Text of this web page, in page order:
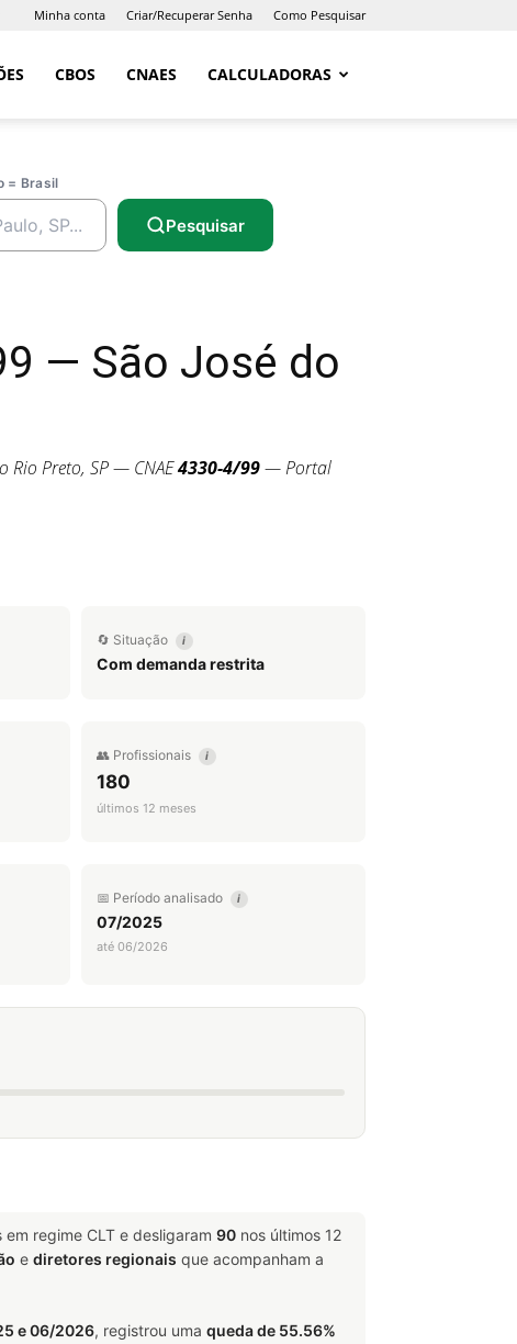
Minha conta Criar/Recuperar Senha Como Pesquisar
CBOS CNAES CALCULADORAS
= Brasil
Pesquisar
— São José do
Rio Preto, SP — CNAE4330-4/99— Portal
🔄 Situação i
Com demanda restrita
👥 Profissionais i
180
últimos 12 meses
📅 Período analisado i
07/2025
até 06/2026
em regime CLT e desligaram 90 nos últimos 12
e diretores regionais que acompanham a
e 06/2026, registrou uma queda de 55.56%